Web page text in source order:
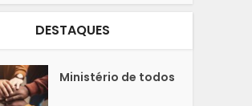
DESTAQUES
Ministério de todos